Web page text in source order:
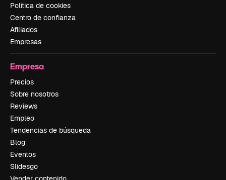
Política de cookies
Centro de confianza
Afiliados
Empresas
Empresa
Precios
Sobre nosotros
Reviews
Empleo
Tendencias de búsqueda
Blog
Eventos
Slidesgo